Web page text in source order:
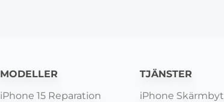
MODELLER
iPhone 15 Reparation
TJÄNSTER
iPhone